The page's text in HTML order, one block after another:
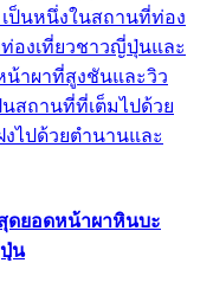
ป็นหนึ่งในสถานที่ท่อง
องเที่ยวชาวญี่ปุ่นและ
น้าผาที่สูงชันและวิว
สถานที่ที่เต็มไปด้วย
ไปด้วยตำนานและ
ดยอดหน้าผาหินบะ
น